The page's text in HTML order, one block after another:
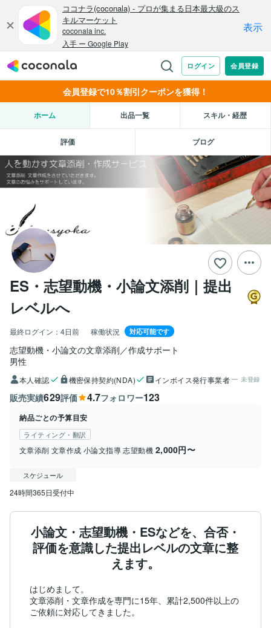
会員登録で10％割引クーポンを獲得！
ホーム 出品一覧 スキル・経歴
評価 ブログ
ES・志望動機・小論文添削｜提出
レベルへ
最終ログイン： 4日前 稼働状況 対応可能です
志望動機・小論文の文章添削／作成サポート
男性
本人確認 機密保持契約(NDA) インボイス発行事業者 未登録
販売実績629評価 4.7フォロワー123
納品ごとの予算目安
ライティング・翻訳
文章添削 文章作成 小論文指導 志望動機 2,000円〜
スケジュール
24時間365日受付中
小論文・志望動機・ESなどを、合否・
評価を意識した提出レベルの文章に整
えます。
はじめまして。
文章添削・文章作成を専門に15年、累計2,500件以上の
ご依頼に対応してきました。